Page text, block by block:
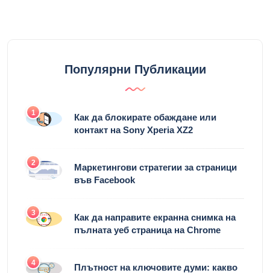
Популярни Публикации
1
Как да блокирате обаждане или
контакт на Sony Xperia XZ2
2
Маркетингови стратегии за страници
във Facebook
3
Как да направите екранна снимка на
пълната уеб страница на Chrome
4
Плътност на ключовите думи: какво